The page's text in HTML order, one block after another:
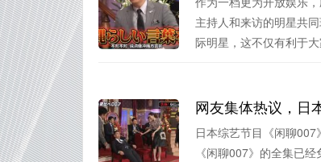
主持人和来访的明星共
际明星，这不仅有利于
网友集体热议，日
日本综艺节目《闲聊
《闲聊007》的全集已